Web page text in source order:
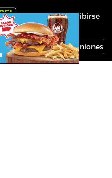
Inscribirse
Economía Opiniones